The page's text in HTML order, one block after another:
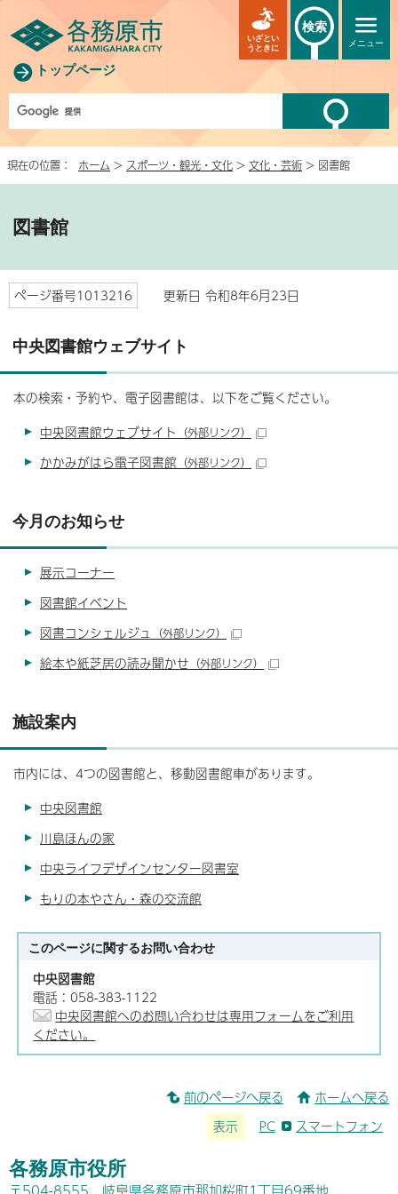
トップページ
メニュー
いざとい
うときに
検索
現在の位置： ホーム > スポーツ・観光・文化 > 文化・芸術 > 図書館
図書館
ページ番号1013216 更新日 令和8年6月23日
中央図書館ウェブサイト
本の検索・予約や、電子図書館は、以下をご覧ください。
中央図書館ウェブサイト （外部リンク）
かかみがはら電子図書館 （外部リンク）
今月のお知らせ
展示コーナー
図書館イベント
図書コンシェルジュ （外部リンク）
絵本や紙芝居の読み聞かせ （外部リンク）
施設案内
市内には、4つの図書館と、移動図書館車があります。
中央図書館
川島ほんの家
中央ライフデザインセンター図書室
もりの本やさん・森の交流館
このページに関するお問い合わせ
中央図書館
電話：058-383-1122
中央図書館へのお問い合わせは専用フォームをご利用
ください。
前のページへ戻る ホームへ戻る
表示 PC スマートフォン
各務原市役所
〒504-8555 岐阜県各務原市那加桜町1丁目69番地